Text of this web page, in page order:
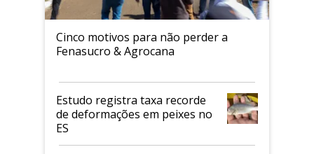
Cinco motivos para não perder a
Fenasucro & Agrocana
Estudo registra taxa recorde
de deformações em peixes no
ES